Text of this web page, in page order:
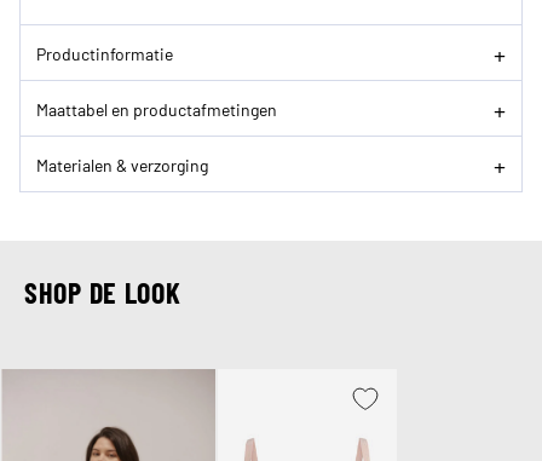
Productinformatie
Maattabel en productafmetingen
Materialen & verzorging
SHOP DE LOOK